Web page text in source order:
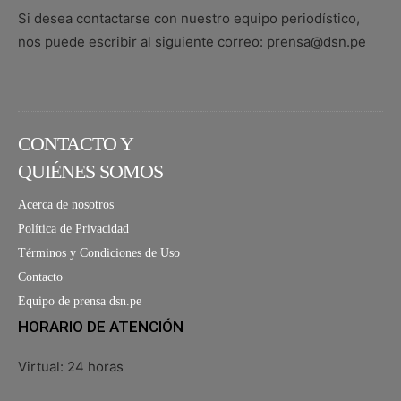
Si desea contactarse con nuestro equipo periodístico,
nos puede escribir al siguiente correo: prensa@dsn.pe
CONTACTO Y
QUIÉNES SOMOS
Acerca de nosotros
Política de Privacidad
Términos y Condiciones de Uso
Contacto
Equipo de prensa dsn.pe
HORARIO DE ATENCIÓN
Virtual: 24 horas